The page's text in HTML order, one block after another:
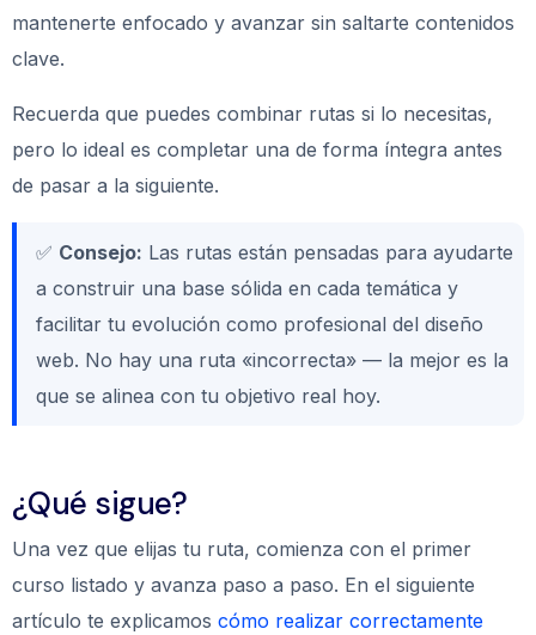
mantenerte enfocado y avanzar sin saltarte contenidos
clave.
Recuerda que puedes combinar rutas si lo necesitas,
pero lo ideal es completar una de forma íntegra antes
de pasar a la siguiente.
✅ Consejo: Las rutas están pensadas para ayudarte
a construir una base sólida en cada temática y
facilitar tu evolución como profesional del diseño
web. No hay una ruta «incorrecta» — la mejor es la
que se alinea con tu objetivo real hoy.
¿Qué sigue?
Una vez que elijas tu ruta, comienza con el primer
curso listado y avanza paso a paso. En el siguiente
artículo te explicamos cómo realizar correctamente